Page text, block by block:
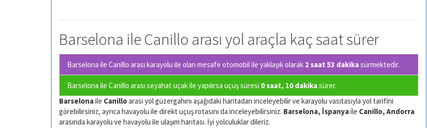
Barselona ile Canillo arası yol araçla kaç saat sürer
Barselona ile Canillo arası karayolu ile olan mesafe otomobil ile yaklaşık olarak 2 saat 53 dakikasürmektedir.
Barselona ile Canillo arası seyahat uçak ile yapılırsa uçuş süresi 0 saat, 10 dakikasürer.
Barselonaile Canilloarası yol güzergahını aşağıdaki haritadan inceleyebilir ve karayolu vasıtasıyla yol tarifini
görebilirsiniz, ayrıca havayolu ile direkt uçuş rotasını da inceleyebilirsiniz. Barselona, İspanyaile Canillo, Andorra
arasında karayolu ve havayolu ile ulaşım harıtası. İyi yolculuklar dileriz.